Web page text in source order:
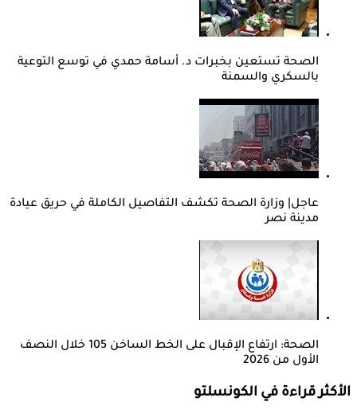
الصحة تستعين بخبرات د. أسامة حمدي في توسع التوعية
بالسكري والسمنة
عاجل| وزارة الصحة تكشف التفاصيل الكاملة في حريق عيادة
مدينة نصر
الصحة: ارتفاع الإقبال على الخط الساخن 105 خلال النصف
الأول من 2026
الأكثر قراءة في الكونسلتو